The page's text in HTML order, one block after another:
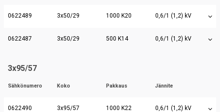
0622489 3x50/29 1000 K20 0,6/1 (1,2) kV
0622487 3x50/29 500 K14 0,6/1 (1,2) kV
3x95/57
Sähkönumero Koko Pakkaus Jännite
0622490 3x95/57 1000 K22 0,6/1 (1,2) kV